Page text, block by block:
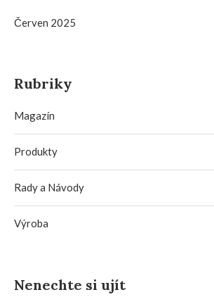
Nenechte si ujít
Červen 2025
Rubriky
Magazín
Produkty
Rady a Návody
Výroba